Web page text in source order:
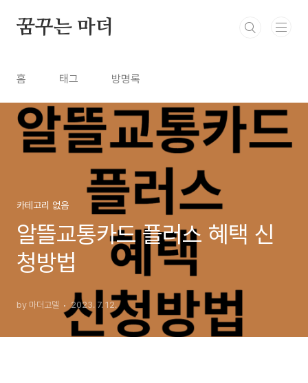
꿈꾸는 마더
홈 태그 방명록
카테고리 없음
알뜰교통카드 플러스 혜택 신
청방법
by 마더고델 2023. 7. 12.